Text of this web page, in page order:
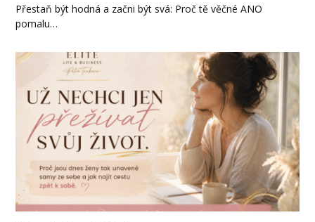
Přestaň být hodná a začni být svá: Proč tě věčné ANO
pomalu…